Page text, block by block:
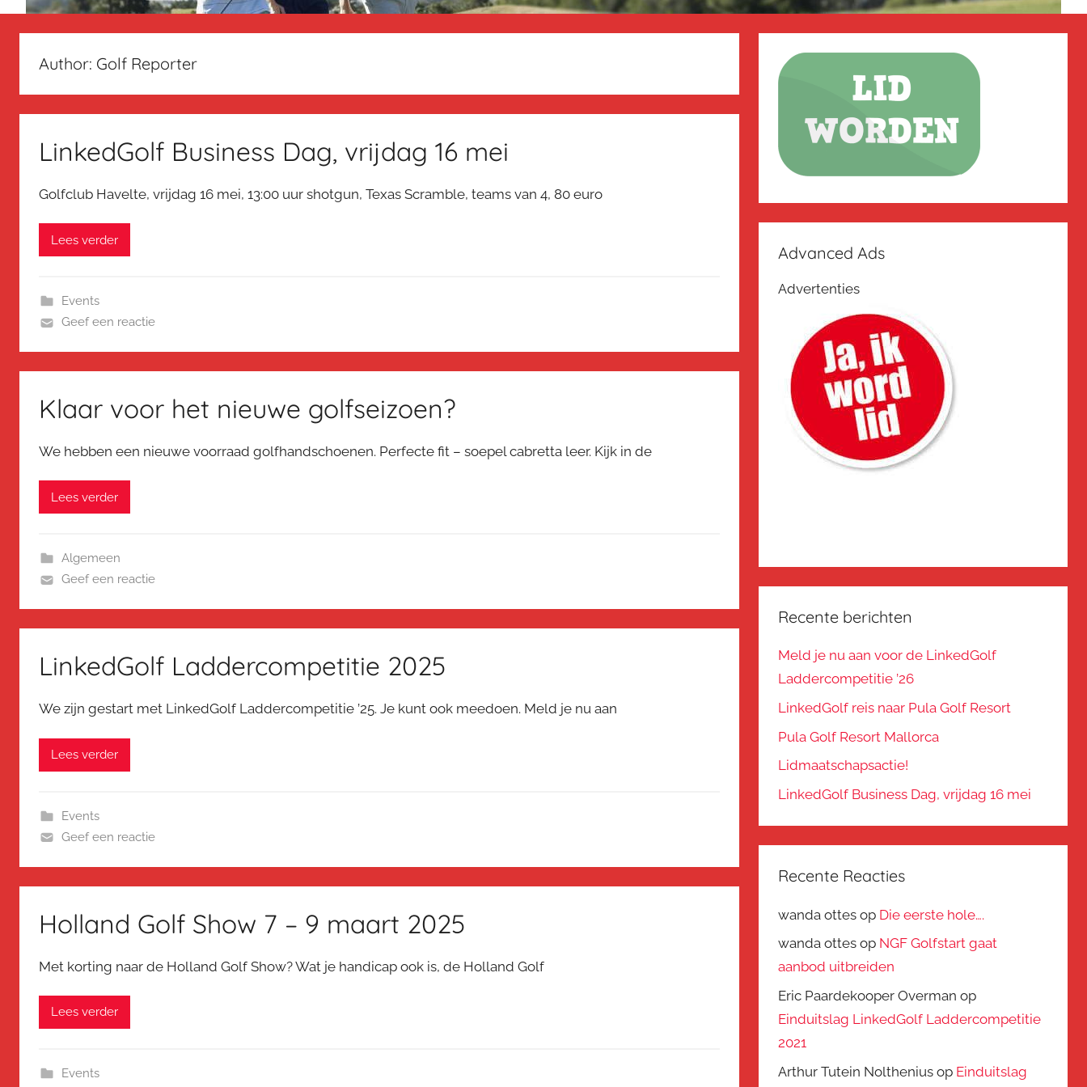
Author: Golf Reporter
LinkedGolf Business Dag, vrijdag 16 mei
Golfclub Havelte, vrijdag 16 mei, 13:00 uur shotgun, Texas Scramble, teams van 4, 80 euro
Lees verder
Events
Geef een reactie
Klaar voor het nieuwe golfseizoen?
We hebben een nieuwe voorraad golfhandschoenen. Perfecte fit – soepel cabretta leer. Kijk in de
Lees verder
Algemeen
Geef een reactie
LinkedGolf Laddercompetitie 2025
We zijn gestart met LinkedGolf Laddercompetitie ’25. Je kunt ook meedoen. Meld je nu aan
Lees verder
Events
Geef een reactie
Holland Golf Show 7 – 9 maart 2025
Met korting naar de Holland Golf Show? Wat je handicap ook is, de Holland Golf
Lees verder
Events
Advanced Ads
Advertenties
Recente berichten
Meld je nu aan voor de LinkedGolf
Laddercompetitie ’26
LinkedGolf reis naar Pula Golf Resort
Pula Golf Resort Mallorca
Lidmaatschapsactie!
LinkedGolf Business Dag, vrijdag 16 mei
Recente Reacties
wanda ottes op Die eerste hole….
wanda ottes op NGF Golfstart gaat
aanbod uitbreiden
Eric Paardekooper Overman op
Einduitslag LinkedGolf Laddercompetitie
2021
Arthur Tutein Nolthenius op Einduitslag